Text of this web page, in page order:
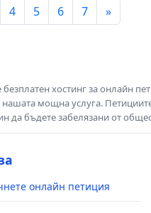
4 5 6 7 »
хостинг за онлайн
нашата мощна услуга.
да бъдете забелязани от
онлайн петиция